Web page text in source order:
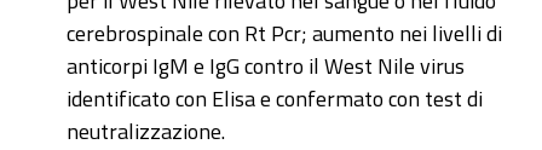
cerebrospinale con Rt Pcr; aumento nei livelli di
anticorpi IgM e IgG contro il West Nile virus
identificato con Elisa e confermato con test di
neutralizzazione.